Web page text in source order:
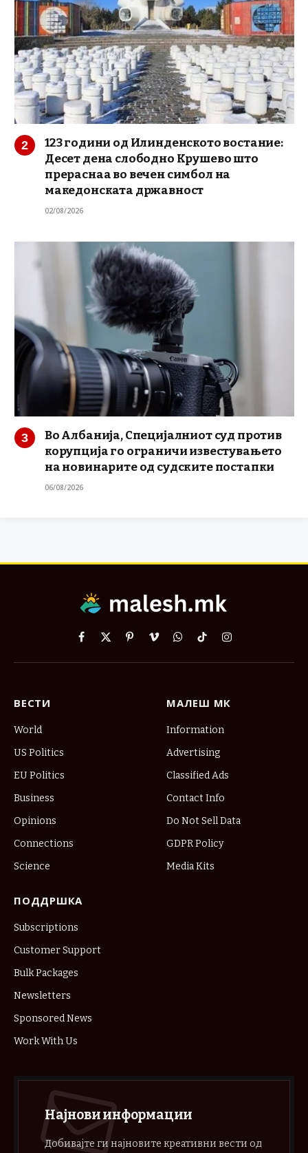
123 години од Илинденското востание:
Десет дена слободно Крушево што
прераснаа во вечен симбол на
македонската државност
02/08/2026
Во Албанија, Специјалниот суд против
корупција го ограничи известувањето
на новинарите од судските постапки
06/08/2026
Facebook
X
PinterestVimeoWhatsApp
TikTokInstagram
ВЕСТИ
World
US Politics
EU Politics
Business
Opinions
Connections
Science
МАЛЕШ МК
Information
Advertising
Classified Ads
Contact Info
Do Not Sell Data
GDPR Policy
Media Kits
ПОДДРШКА
Subscriptions
Customer Support
Bulk Packages
Newsletters
Sponsored News
Work With Us
Најнови информации
Добивајте ги најновите креативни вести од